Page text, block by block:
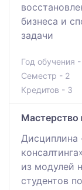
бизнеса и
задачи
Год обучения -
Семестр - 2
Кредитов - 3
Мастерство
Дисциплина
из модулей
студентов